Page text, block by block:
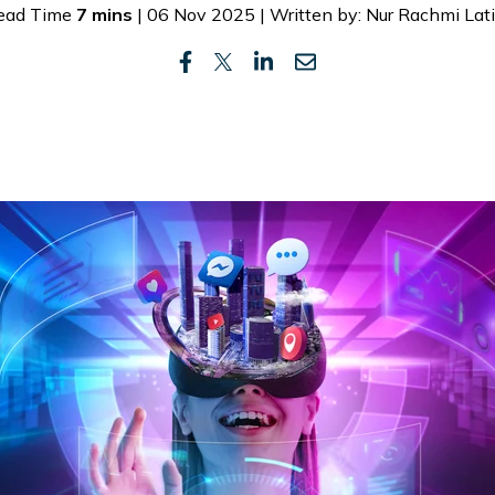
Time 7 mins | 06 Nov 2025 | Written by: Nur Rachmi